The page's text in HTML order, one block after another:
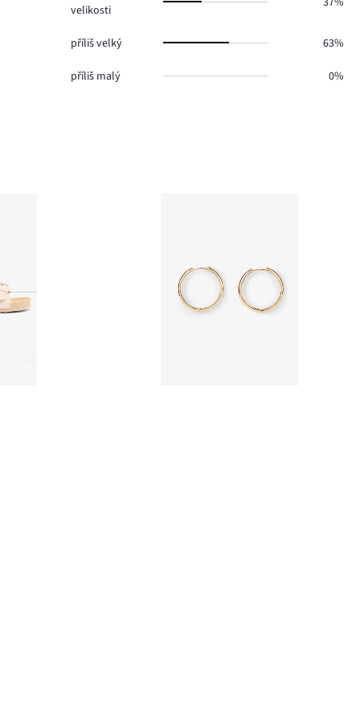
velikosti
příliš velký 63%
příliš malý 0%